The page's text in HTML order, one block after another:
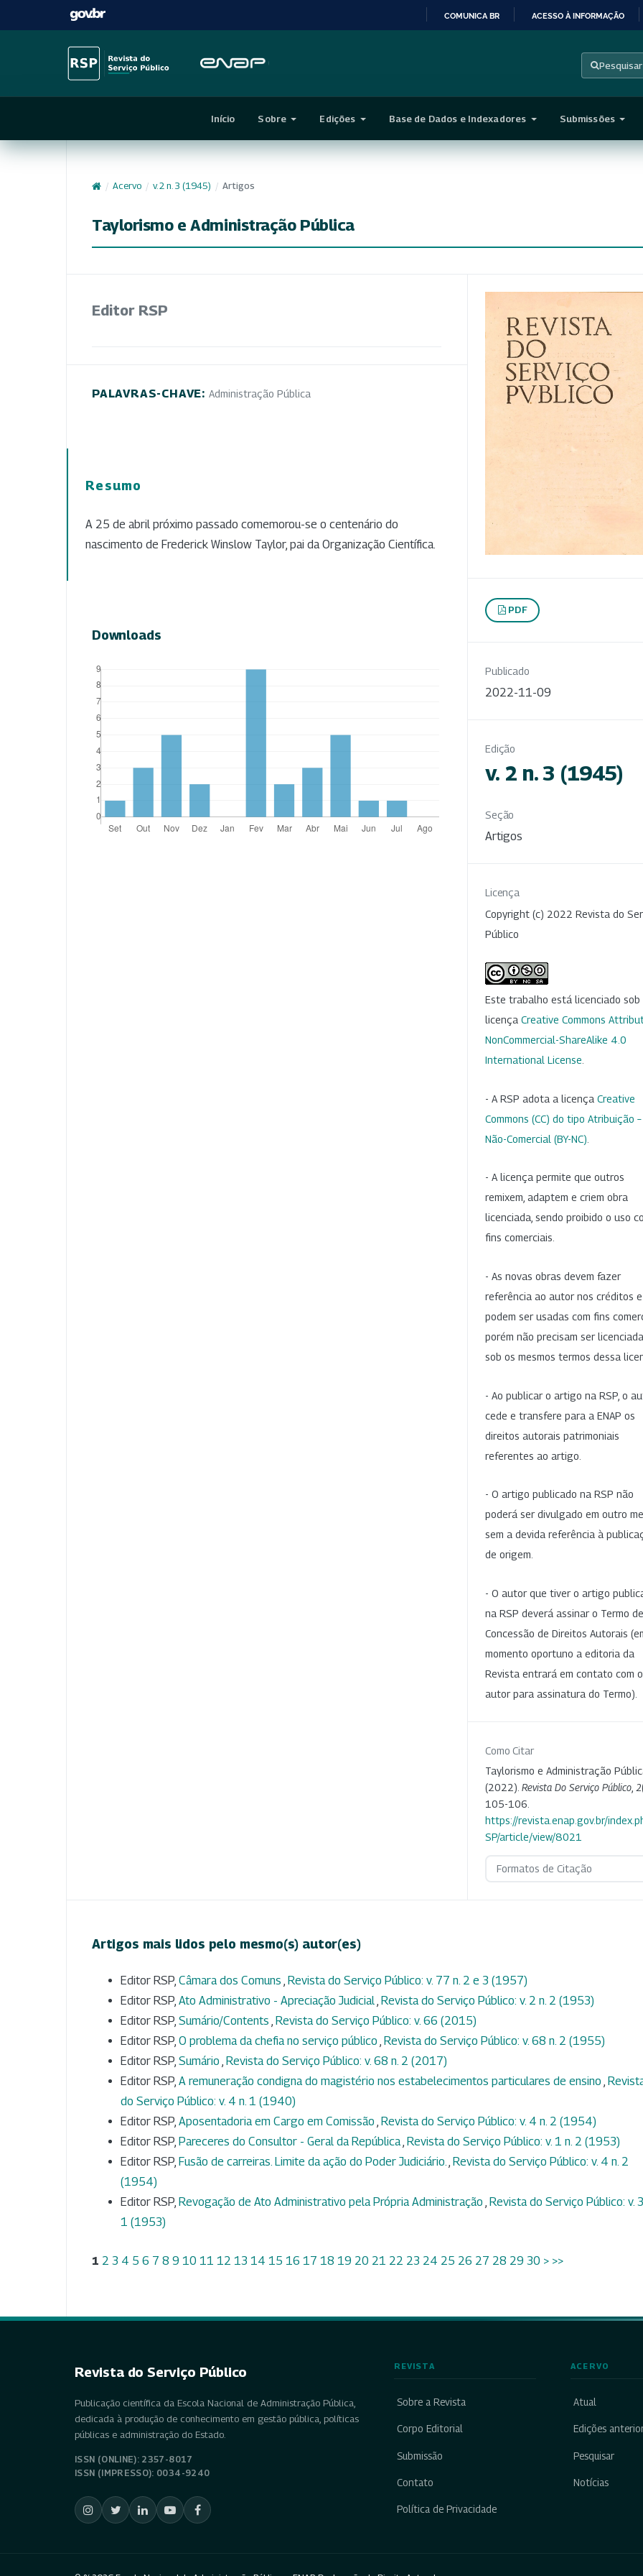
CONTEÚDO
COMUNICA BR ACESSO À INFORMAÇÃO
Pesquisar
Início Sobre Edições Base de Dados e Indexadores Submissões
/ Acervo / v. 2 n. 3 (1945) / Artigos
Taylorismo e Administração Pública
Editor RSP
PALAVRAS-CHAVE: Administração Pública
Resumo
A 25 de abril próximo passado comemorou-se o centenário do
nascimento de Frederick Winslow Taylor, pai da Organização Científica.
Downloads
PDF
Publicado
2022-11-09
Edição
v. 2 n. 3 (1945)
Seção
Artigos
Licença
Copyright (c) 2022 Revista do
Público
Este trabalho está licenciado sob
licença Creative Commons
NonCommercial-ShareAlike 4.0
International License
- A RSP adota a licença Creative
Commons (CC) do tipo Atribuição –
Não-Comercial (BY-NC)
- A licença permite que outros
remixem, adaptem e criem obra
licenciada, sendo proibido o uso
fins comerciais.
- As novas obras devem fazer
referência ao autor nos créditos
podem ser usadas com fins
porém não precisam ser
sob os mesmos termos dessa
- Ao publicar o artigo na RSP, o
cede e transfere para a ENAP os
direitos autorais patrimoniais
referentes ao artigo.
- O artigo publicado na RSP não
poderá ser divulgado em outro
sem a devida referência à
de origem.
- O autor que tiver o artigo
na RSP deverá assinar o Termo de
Concessão de Direitos Autorais
momento oportuno a editoria da
Revista entrará em contato com o
autor para assinatura do Termo).
Como Citar
Taylorismo e Administração
(2022). Revista Do Serviço Público 2
105-106.
https://revista.enap.gov.br/
SP/article/view/8021
Formatos de Citação
Artigos mais lidos pelo mesmo(s) autor(es)
Editor RSP, Câmara dos Comuns , Revista do Serviço Público: v. 77 n. 2 e 3 (1957)
Editor RSP, Ato Administrativo - Apreciação Judicial, Revista do Serviço Público: v. 2 n. 2 (1953)
Editor RSP, Sumário/Contents , Revista do Serviço Público: v. 66 (2015)
Editor RSP, O problema da chefia no serviço público , Revista do Serviço Público: v. 68 n. 2 (1955)
Editor RSP, Sumário , Revista do Serviço Público: v. 68 n. 2 (2017)
Editor RSP, A remuneração condigna do magistério nos estabelecimentos particulares de ensino ,
do Serviço Público: v. 4 n. 1 (1940)
Editor RSP, Aposentadoria em Cargo em Comissão , Revista do Serviço Público: v. 4 n. 2 (1954)
Editor RSP, Pareceres do Consultor - Geral da República, Revista do Serviço Público: v. 1 n. 2 (1953)
Editor RSP, Fusão de carreiras. Limite da ação do Poder Judiciário., Revista do Serviço Público: v. 4 n. 2
(1954)
Editor RSP, Revogação de Ato Administrativo pela Própria Administração , Revista do Serviço Público: v.
1 (1953)
1 2 3 4 5 6 7 8 9 10 11 12 13 14 15 16 17 18 19 20 21 22 23 24 25 26 27 28 29 30 > >>
Revista do Serviço Público
Publicação científica da Escola Nacional de Administração Pública,
dedicada à produção de conhecimento em gestão pública, políticas
públicas e administração do Estado.
ISSN (ONLINE): 2357-8017
ISSN (IMPRESSO): 0034-9240
REVISTA
Sobre a Revista
Corpo Editorial
Submissão
Contato
Política de Privacidade
ACERVO
Atual
Edições
Pesquisar
Notícias